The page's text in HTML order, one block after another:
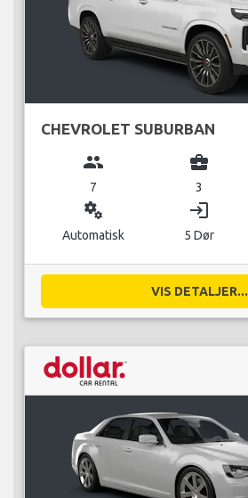
CHEVROLET SUBURBAN
group
7
business_center
3
miscellaneous_services
Automatisk
login
5 Dør
VIS DETALJER...